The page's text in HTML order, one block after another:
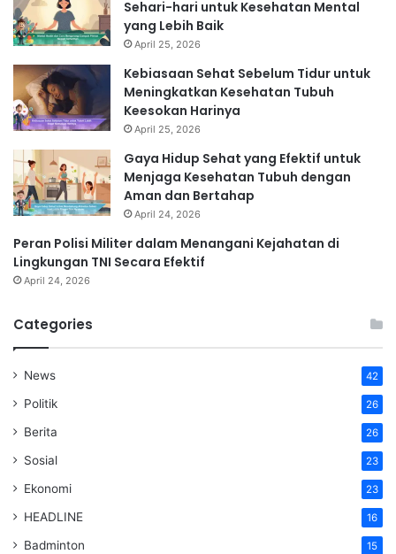
Sehari-hari untuk Kesehatan Mental
yang Lebih Baik
April 25, 2026
Kebiasaan Sehat Sebelum Tidur untuk
Meningkatkan Kesehatan Tubuh
Keesokan Harinya
April 25, 2026
Gaya Hidup Sehat yang Efektif untuk
Menjaga Kesehatan Tubuh dengan
Aman dan Bertahap
April 24, 2026
Peran Polisi Militer dalam Menangani Kejahatan di
Lingkungan TNI Secara Efektif
April 24, 2026
Categories
News 42
Politik 26
Berita 26
Sosial 23
Ekonomi 23
HEADLINE 16
Badminton 15